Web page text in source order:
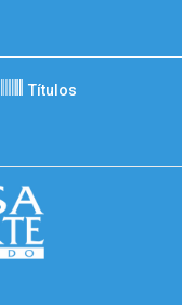
Títulos